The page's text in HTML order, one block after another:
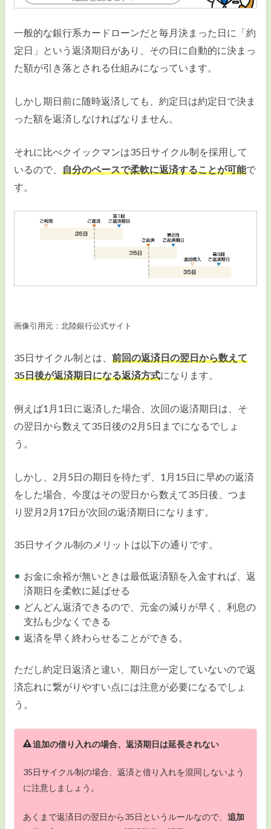
一般的な銀行系カードローンだと毎月決まった日に「約
定日」という返済期日があり、その日に自動的に決まっ
た額が引き落とされる仕組みになっています。
しかし期日前に随時返済しても、約定日は約定日で決ま
った額を返済しなければなりません。
それに比べクイックマンは35日サイクル制を採用して
いるので、 自分のペースで柔軟に返済することが可能で
す。
画像引用元：北陸銀行公式サイト
35日サイクル制とは、前回の返済日の翌日から数えて
35日後が返済期日になる返済方式になります。
例えば1月1日に返済した場合、次回の返済期日は、そ
の翌日から数えて35日後の2月5日までになるでしょ
う。
しかし、2月5日の期日を待たず、1月15日に早めの返済
をした場合、今度はその翌日から数えて35日後、つま
り翌月2月17日が次回の返済期日になります。
35日サイクル制のメリットは以下の通りです。
お金に余裕が無いときは最低返済額を入金すれば、返
済期日を柔軟に延ばせる
どんどん返済できるので、元金の減りが早く、利息の
支払も少なくできる
返済を早く終わらせることができる。
ただし約定日返済と違い、期日が一定していないので返
済忘れに繋がりやすい点には注意が必要になるでしょ
う。
追加の借り入れの場合、返済期日は延長されない
35日サイクル制の場合、返済と借り入れを混同しないよう
に注意しましょう。
あくまで返済日の翌日から35日というルールなので、追加